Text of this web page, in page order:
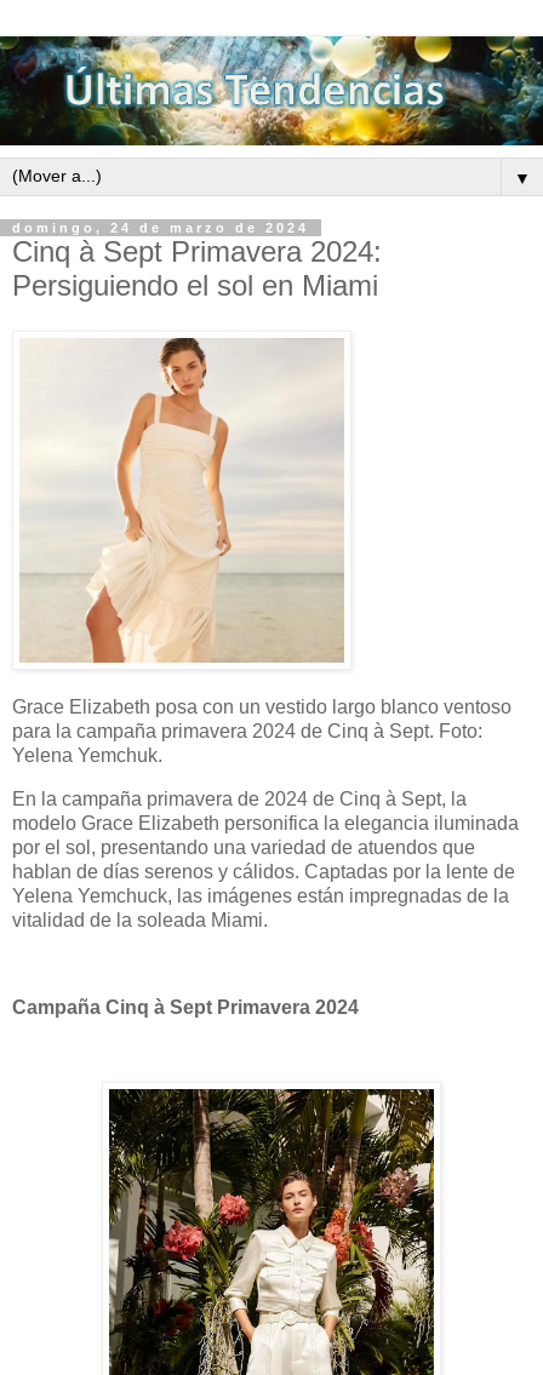
▼
domingo, 24 de marzo de 2024
Cinq à Sept Primavera 2024:
Persiguiendo el sol en Miami
Grace Elizabeth posa con un vestido largo blanco ventoso
para la campaña primavera 2024 de Cinq à Sept. Foto:
Yelena Yemchuk.
En la campaña primavera de 2024 de Cinq à Sept, la
modelo Grace Elizabeth personifica la elegancia iluminada
por el sol, presentando una variedad de atuendos que
hablan de días serenos y cálidos. Captadas por la lente de
Yelena Yemchuck, las imágenes están impregnadas de la
vitalidad de la soleada Miami.
Campaña Cinq à Sept Primavera 2024